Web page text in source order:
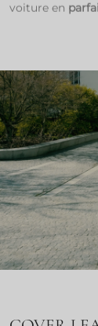
voiture en